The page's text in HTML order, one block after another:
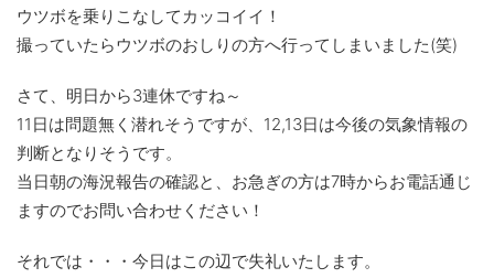
ウツボを乗りこなしてカッコイイ！
撮っていたらウツボのおしりの方へ行ってしまいました(笑)
さて、明日から3連休ですね～
11日は問題無く潜れそうですが、12,13日は今後の気象情報の
判断となりそうです。
当日朝の海況報告の確認と、お急ぎの方は7時からお電話通じ
ますのでお問い合わせください！
それでは・・・今日はこの辺で失礼いたします。